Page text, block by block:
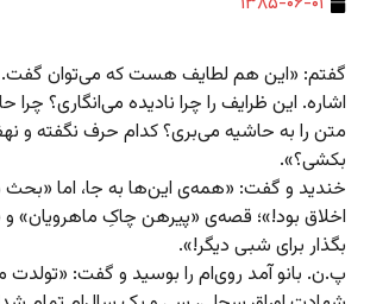
گفتم: «این هم لطایف هست که می‌توان گفت.
اشاره. این ظرایف را چرا نادیده می‌انگاری؟
متن را به حاشیه می‌بری؟ کدام حرف نگفته و
بکشی؟».
خندید و گفت: «همه‌ی این‌ها به جا، اما
اخلاق بود!»؛ قصه‌ی «پیرهن چاکِ ماهرویان» و
بگذار برای شبی دیگر!».
پ.ن. بانو آمد روی‌ام را بوسید و گفت: «تولدت